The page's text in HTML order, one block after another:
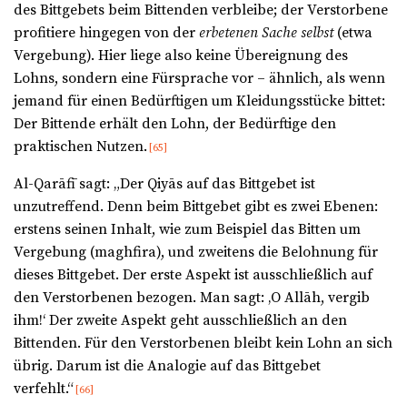
des Bittgebets beim Bittenden verbleibe; der Verstorbene
profitiere hingegen von der erbetenen Sache selbst(etwa
Vergebung). Hier liege also keine Übereignung des
Lohns, sondern eine Fürsprache vor – ähnlich, als wenn
jemand für einen Bedürftigen um Kleidungsstücke bittet:
Der Bittende erhält den Lohn, der Bedürftige den
praktischen Nutzen. [65]
Al-Qarāfī sagt: „Der Qiyās auf das Bittgebet ist
unzutreffend. Denn beim Bittgebet gibt es zwei Ebenen:
erstens seinen Inhalt, wie zum Beispiel das Bitten um
Vergebung (maghfira), und zweitens die Belohnung für
dieses Bittgebet. Der erste Aspekt ist ausschließlich auf
den Verstorbenen bezogen. Man sagt: ‚O Allāh, vergib
ihm!‘ Der zweite Aspekt geht ausschließlich an den
Bittenden. Für den Verstorbenen bleibt kein Lohn an sich
übrig. Darum ist die Analogie auf das Bittgebet
verfehlt.“ [66]